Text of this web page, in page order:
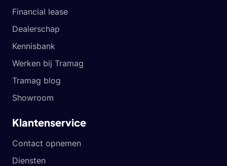
Financial lease
Dealerschap
Kennisbank
Werken bij Tramag
Tramag blog
Showroom
Klantenservice
Contact opnemen
Diensten